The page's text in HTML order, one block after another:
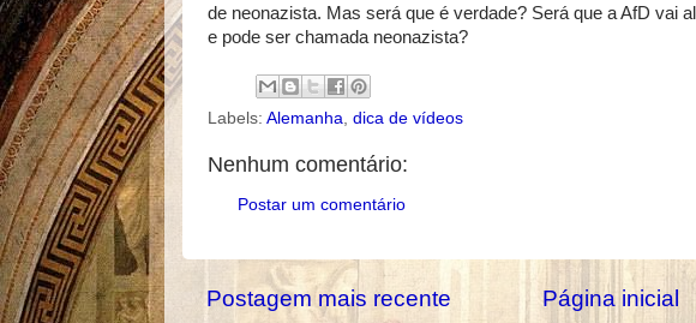
de neonazista. Mas será que é verdade? Será que a AfD vai
e pode ser chamada neonazista?
Labels: Alemanha, dica de vídeos
Nenhum comentário:
Postar um comentário
Postagem mais recente Página inicial